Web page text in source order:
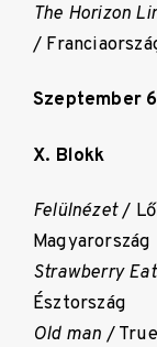
The Horizon
/
Szeptember
X. Blokk
Felülnézet/
Magyarország
Strawberry
Észtország
Old man /